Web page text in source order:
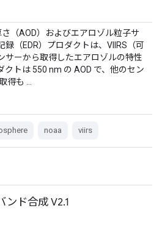
（AOD）およびエアロゾル粒子サ
（EDR）プロダクトは、VIIRS（可
サーから取得したエアロゾルの特性
クトは 550 nm の AOD で、他のセン
得も …
noaa viirs
ンド合成 V2.1